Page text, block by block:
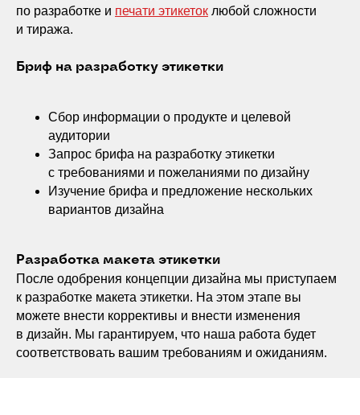
по разработке и печати этикеток любой сложности
и тиража.
Бриф на разработку этикетки
Сбор информации о продукте и целевой
аудитории
Запрос брифа на разработку этикетки
с требованиями и пожеланиями по дизайну
Изучение брифа и предложение нескольких
вариантов дизайна
Разработка макета этикетки
После одобрения концепции дизайна мы приступаем
к разработке макета этикетки. На этом этапе вы
можете внести коррективы и внести изменения
в дизайн. Мы гарантируем, что наша работа будет
соответствовать вашим требованиям и ожиданиям.